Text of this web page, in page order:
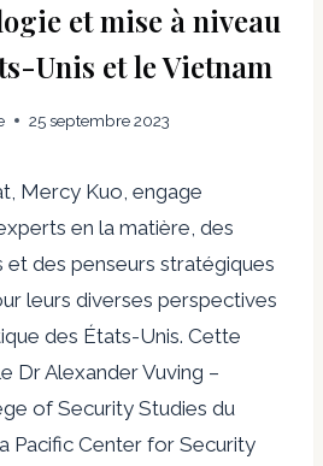
et mise à niveau
Unis et le Vietnam
25 septembre 2023
Mercy Kuo, engage
en la matière, des
et des penseurs stratégiques
leurs diverses perspectives
des États-Unis. Cette
Dr Alexander Vuving –
of Security Studies du
Pacific Center for Security